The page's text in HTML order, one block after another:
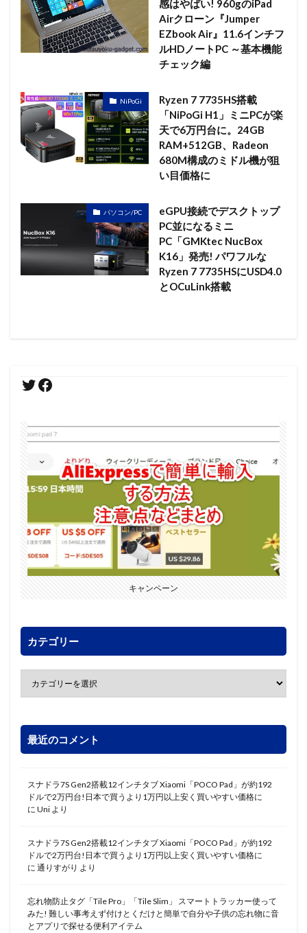
感はやばい! 960gのiPad
Airクローン『Jumper
EZbook Air』11.6インチフ
ルHDノートPC ～基本機能
チェック編
NiPoGi
Ryzen 7 7735HS搭載
「NiPoGi H1」ミニPCが楽
天で6万円台に。24GB
RAM+512GB、Radeon
680M構成のミドル機が狙
い目価格に
パソコン/PC
eGPU接続でデスクトップ
PC並になるミニ
PC「GMKtec NucBox
K16」発売! パワフルな
Ryzen 7 7735HSにUSD4.0
とOCuLink搭載
キャンペーン
カテゴリー
最近のコメント
スナドラ7S Gen2搭載12インチタブ Xiaomi「POCO Pad」が約192
ドルで2万円台!日本で買うより1万円以上安く買いやすい価格に
に Uni より
スナドラ7S Gen2搭載12インチタブ Xiaomi「POCO Pad」が約192
ドルで2万円台!日本で買うより1万円以上安く買いやすい価格に
に 通りすがり より
忘れ物防止タグ「Tile Pro」「Tile Slim」 スマートトラッカー使って
みた! 難しい事考えず付けとくだけと簡単で自分や子供の忘れ物に音
とアプリで探せる便利アイテム